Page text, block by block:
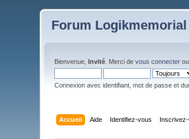
Forum Logikmemorial
Bienvenue,Invité . Merci devous connecter
Connexion avec identifiant, mot de passe et
Accueil Aide Identifiez-vous